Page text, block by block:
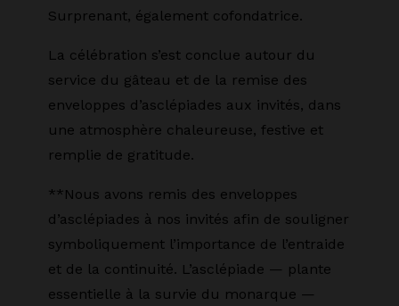
Surprenant, également cofondatrice.
La célébration s’est conclue autour du
service du gâteau et de la remise des
enveloppes d’asclépiades aux invités, dans
une atmosphère chaleureuse, festive et
remplie de gratitude.
**Nous avons remis des enveloppes
d’asclépiades à nos invités afin de souligner
symboliquement l’importance de l’entraide
et de la continuité. L’asclépiade — plante
essentielle à la survie du monarque —